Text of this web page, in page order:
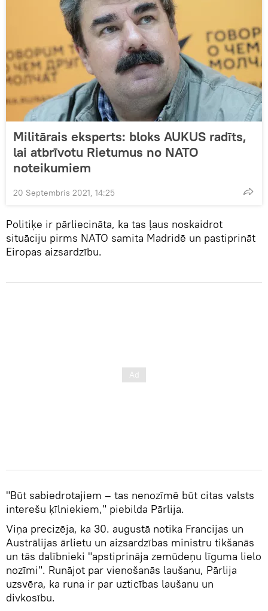
Militārais eksperts: bloks AUKUS radīts,
lai atbrīvotu Rietumus no NATO
noteikumiem
20 Septembris 2021, 14:25
Politiķe ir pārliecināta, ka tas ļaus noskaidrot
situāciju pirms NATO samita Madridē un pastiprināt
Eiropas aizsardzību.
"Būt sabiedrotajiem – tas nenozīmē būt citas valsts
interešu ķīlniekiem," piebilda Pārlija.
Viņa precizēja, ka 30. augustā notika Francijas un
Austrālijas ārlietu un aizsardzības ministru tikšanās
un tās dalībnieki "apstiprināja zemūdeņu līguma lielo
nozīmi". Runājot par vienošanās laušanu, Pārlija
uzsvēra, ka runa ir par uzticības laušanu un
divkosību.